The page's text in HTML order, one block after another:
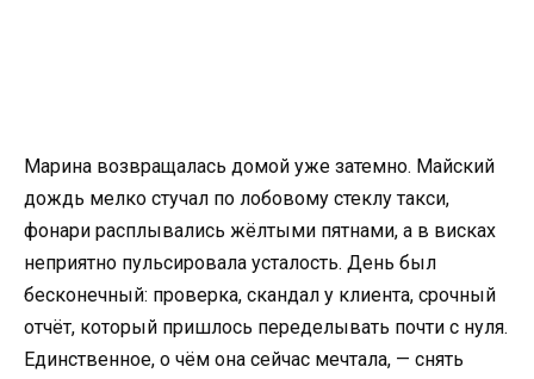
Марина возвращалась домой уже затемно. Майский
дождь мелко стучал по лобовому стеклу такси,
фонари расплывались жёлтыми пятнами, а в висках
неприятно пульсировала усталость. День был
бесконечный: проверка, скандал у клиента, срочный
отчёт, который пришлось переделывать почти с нуля.
Единственное, о чём она сейчас мечтала, — снять